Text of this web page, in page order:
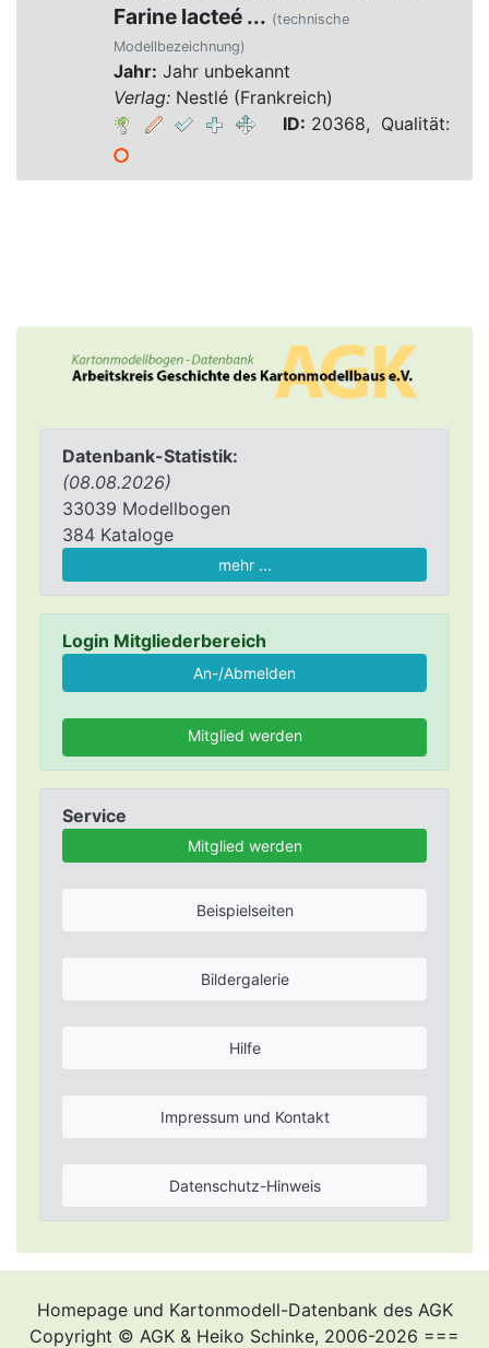
Datenbank-Statistik:
(08.08.2026)
33039 Modellbogen
384 Kataloge
mehr ...
Login Mitgliederbereich
Mitglied werden
Service
Mitglied werden
Beispielseiten
Bildergalerie
Hilfe
Impressum und Kontakt
Datenschutz-Hinweis
Farine lacteé ... (technische
Modellbezeichnung)
Jahr: Jahr unbekannt
Verlag:Nestlé (Frankreich)
ID: 20368, Qualität:
Homepage und Kartonmodell-Datenbank des AGK
Copyright © AGK & Heiko Schinke, 2006-2026 ===